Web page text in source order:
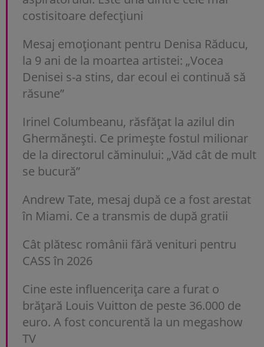
costisitoare defecțiuni
Mesaj emoționant pentru Denisa Răducu,
la 9 ani de la moartea artistei: „Vocea
Denisei s-a stins, dar ecoul ei continuă să
răsune”
Irinel Columbeanu, răsfățat la azilul din
Ghermănești. Ce primește fostul milionar
de la directorul căminului: „Văd cât de mult
se bucură”
Andrew Tate, mesaj după ce a fost arestat
în Miami. Ce a transmis de după gratii
Cât plătesc românii fără venituri pentru
CASS în 2026
Cine este influencerița care a furat o
brățară Louis Vuitton de peste 36.000 de
euro. A fost concurentă la un megashow
TV